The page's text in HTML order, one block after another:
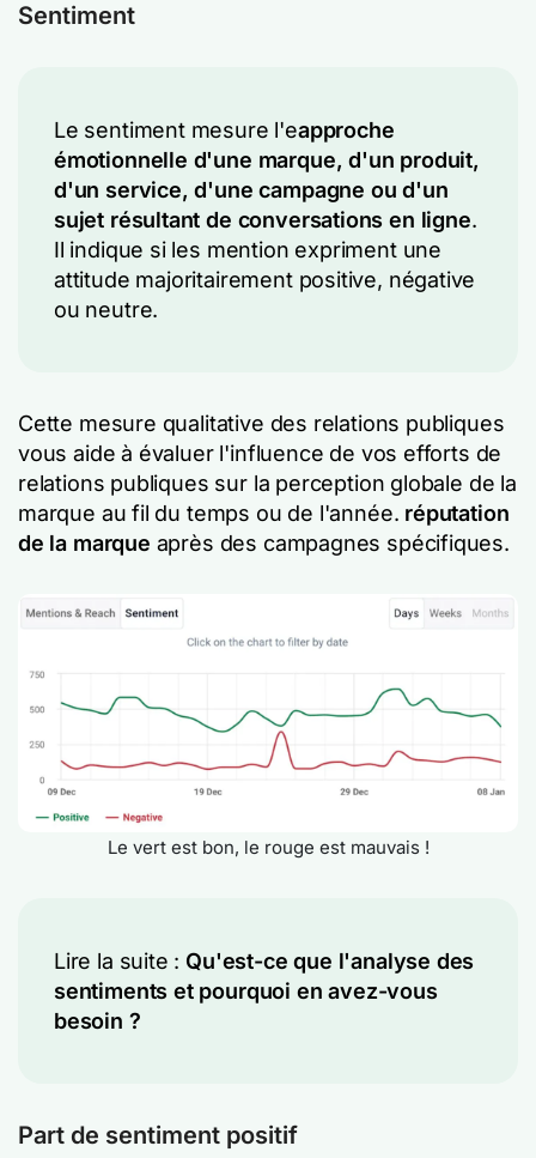
Sentiment
Le sentiment mesure l'eapproche
émotionnelle d'une marque, d'un produit,
d'un service, d'une campagne ou d'un
sujet résultant de conversations en ligne.
Il indique si les mention expriment une
attitude majoritairement positive, négative
ou neutre.
Cette mesure qualitative des relations publiques
vous aide à évaluer l'influence de vos efforts de
relations publiques sur la perception globale de la
marque au fil du temps ou de l'année. réputation
de la marque après des campagnes spécifiques.
Le vert est bon, le rouge est mauvais !
Lire la suite : Qu'est-ce que l'analyse des
sentiments et pourquoi en avez-vous
besoin ?
Part de sentiment positif